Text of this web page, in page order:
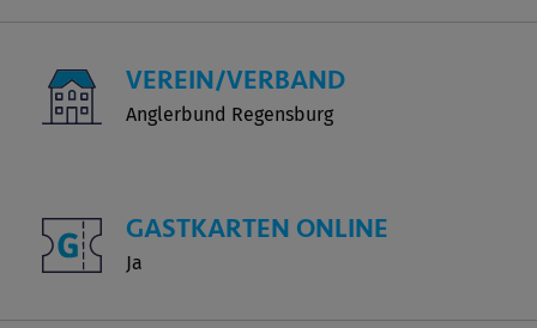
VEREIN/VERBAND
Anglerbund Regensburg
GASTKARTEN ONLINE
Ja